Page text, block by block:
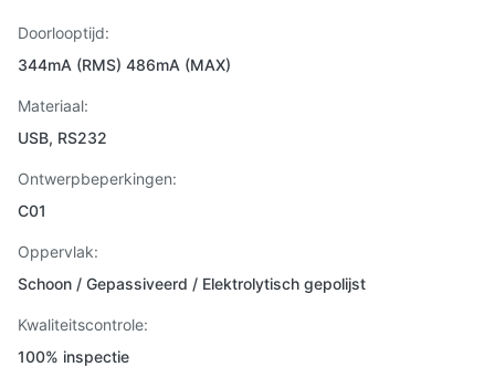
Doorlooptijd:
344mA (RMS) 486mA (MAX)
Materiaal:
USB, RS232
Ontwerpbeperkingen:
C01
Oppervlak:
Schoon / Gepassiveerd / Elektrolytisch gepolijst
Kwaliteitscontrole:
100% inspectie